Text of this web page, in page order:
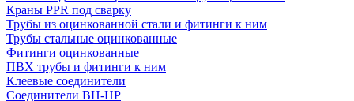
Краны PPR под сварку
Трубы из оцинкованной стали и фитинги к ним
Трубы стальные оцинкованные
Фитинги оцинкованные
ПВХ трубы и фитинги к ним
Клеевые соединители
Соединители ВН-НР